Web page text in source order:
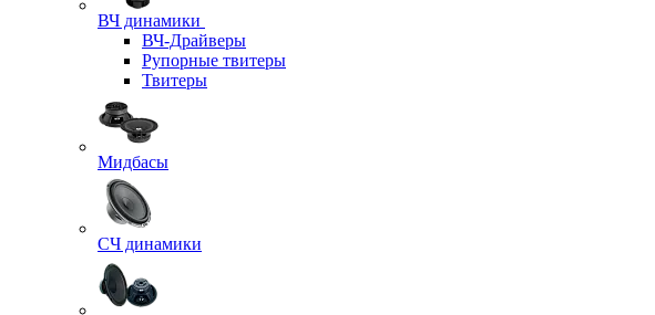
ВЧ динамики
ВЧ-Драйверы
Рупорные твитеры
Твитеры
Мидбасы
СЧ динамики